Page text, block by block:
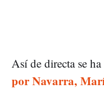
Así de directa se
por Navarra,